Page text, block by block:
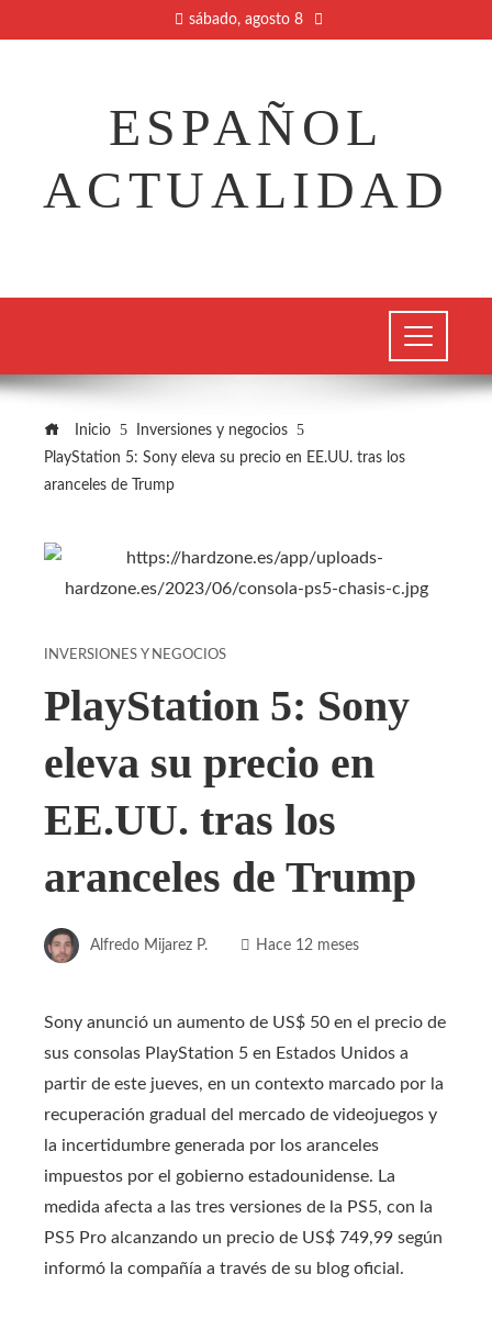
sábado, agosto 8
ESPAÑOL
ACTUALIDAD
Inicio
Inversiones y negocios
PlayStation 5: Sony eleva su precio en EE.UU. tras los
aranceles de Trump
INVERSIONES Y NEGOCIOS
PlayStation 5: Sony
eleva su precio en
EE.UU. tras los
aranceles de Trump
Alfredo Mijarez P. Hace 12 meses
Sony anunció un aumento de US$ 50 en el precio de
sus consolas PlayStation 5 en Estados Unidos a
partir de este jueves, en un contexto marcado por la
recuperación gradual del mercado de videojuegos y
la incertidumbre generada por los aranceles
impuestos por el gobierno estadounidense. La
medida afecta a las tres versiones de la PS5, con la
PS5 Pro alcanzando un precio de US$ 749,99 según
informó la compañía a través de su blog oficial.